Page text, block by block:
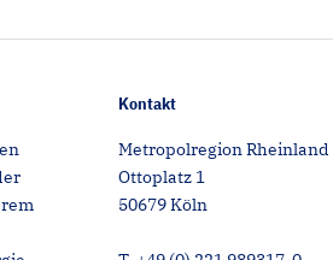
Kontakt
Metropolregion Rheinland
Ottoplatz 1
50679 Köln